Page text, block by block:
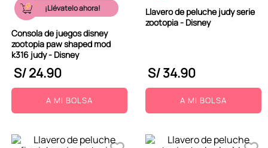
¡Llévatelo ahora!
Consola de juegos disney
zootopia paw shaped mod
k316 judy - Disney
S/24.90
A MI BOLSA
Llavero de peluche judy serie
zootopia - Disney
S/34.90
A MI BOLSA